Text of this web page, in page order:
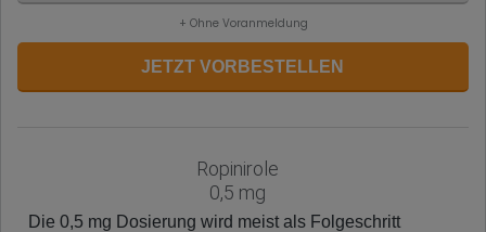
+ Ohne Voranmeldung
JETZT VORBESTELLEN
Ropinirole
0,5 mg
Die 0,5 mg Dosierung wird meist als Folgeschritt